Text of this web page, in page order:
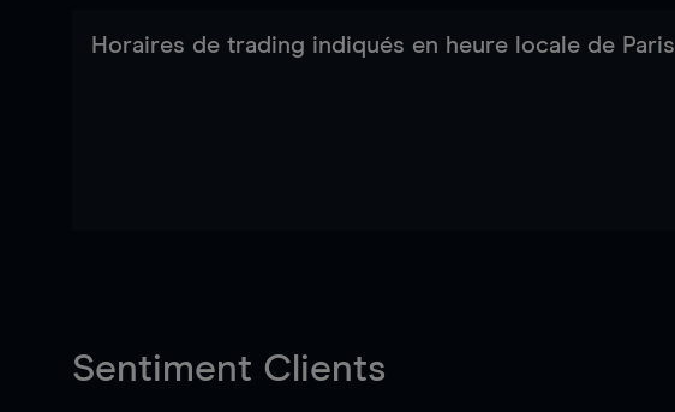
Horaires de trading indiqués en heure locale de Paris
Sentiment Clients